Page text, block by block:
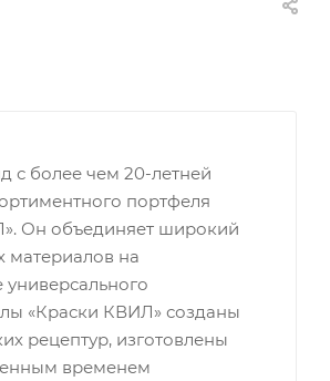
более чем 20-летней
портфеля
Он объединяет широкий
материалов на
«Краски КВИЛ» созданы
рецептур, изготовлены
временем